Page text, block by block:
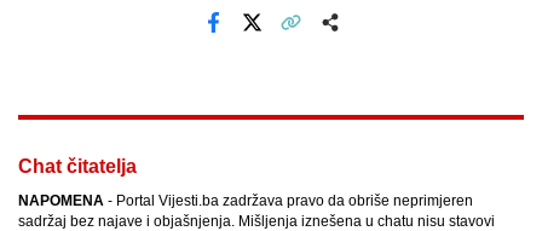
Chat čitatelja
NAPOMENA - Portal Vijesti.ba zadržava pravo da obriše neprimjeren
sadržaj bez najave i objašnjenja. Mišljenja iznešena u chatu nisu stavovi